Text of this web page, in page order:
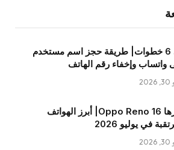
في 6 خطوات| طريقة حجز اسم مستخدم
واتساب وإخفاء رقم الهاتف
أبرزها Oppo Reno 16| أبرز الهواتف
في يوليو 2026